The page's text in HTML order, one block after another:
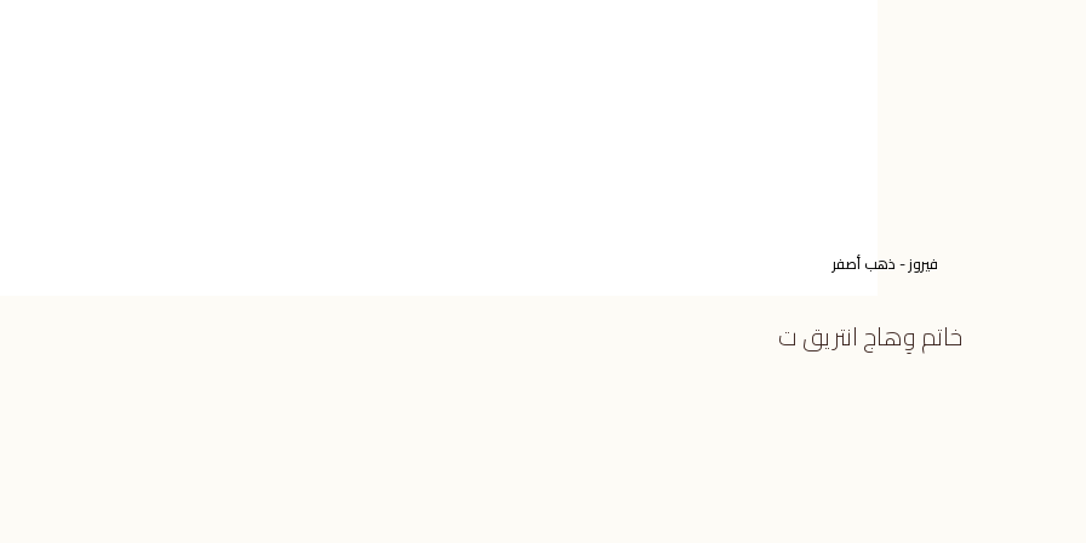
فيروز - ذهب أصفر
خاتم وِهاج انتريق ت